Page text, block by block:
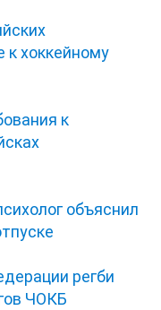
к хоккейному
к
объяснил
регби
ЧОКБ